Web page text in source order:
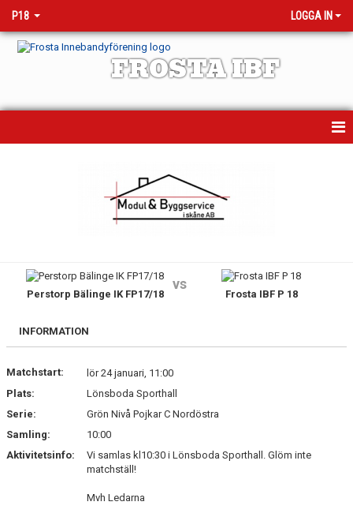
P18 LOGGA IN
FROSTA IBF
TRUPPEN
BILDGALLERI
KONTAKT
Perstorp Bälinge IK FP17/18
vs
Frosta IBF P 18
INFORMATION
Matchstart:
lör 24 januari, 11:00
Plats:
Lönsboda Sporthall
Serie:
Grön Nivå Pojkar C Nordöstra
Samling:
10:00
Aktivitetsinfo:
Vi samlas kl10:30 i Lönsboda Sporthall. Glöm inte
matchställ!
Mvh Ledarna